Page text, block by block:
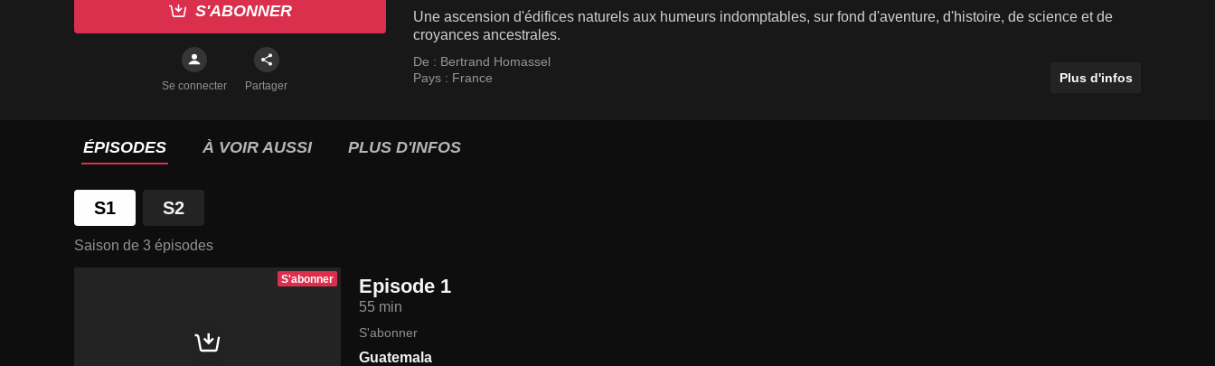
S'ABONNER
Se connecter Partager
Une ascension d'édifices naturels aux humeurs indomptables, sur fond d'aventure, d'histoire, de science et de
croyances ancestrales.
De : Bertrand Homassel
Pays : France Plus d'infos
ÉPISODES À VOIR AUSSI PLUS D'INFOS
S1 S2
Saison de 3 épisodes
S'abonner Episode 1
55 min
S'abonner
Guatemala